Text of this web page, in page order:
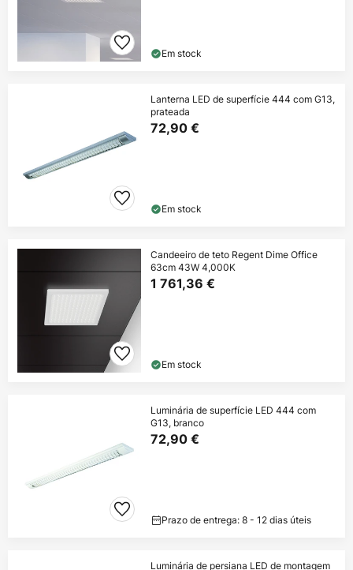
Em stock
Lanterna LED de superfície 444 com G13,
prateada
72,90 €
Em stock
Candeeiro de teto Regent Dime Office
63cm 43W 4,000K
1 761,36 €
Em stock
Luminária de superfície LED 444 com
G13, branco
72,90 €
Prazo de entrega: 8 - 12 dias úteis
Luminária de persiana LED de montagem